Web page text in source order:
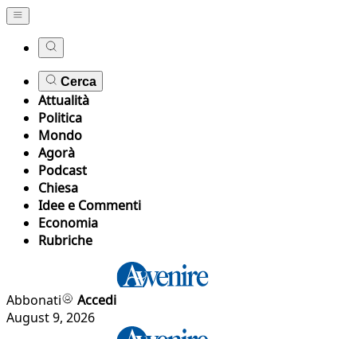
Cerca
Attualità
Politica
Mondo
Agorà
Podcast
Chiesa
Idee e Commenti
Economia
Rubriche
Abbonati
Accedi
August 9, 2026